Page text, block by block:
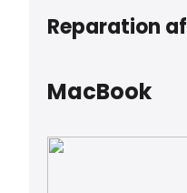
Reparation af
MacBook